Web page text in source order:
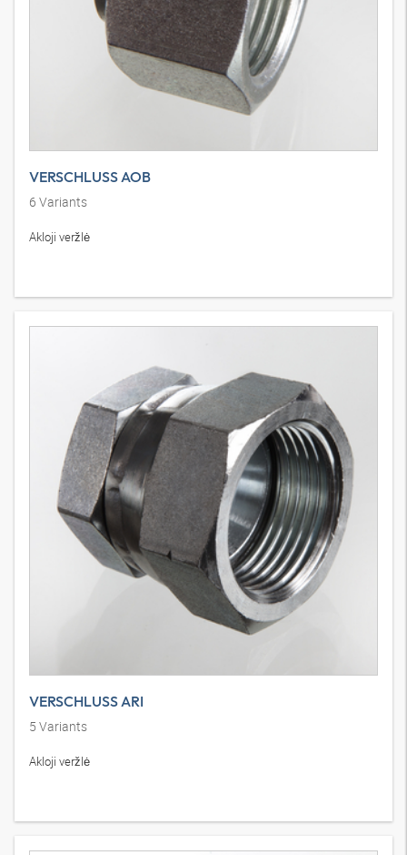
VERSCHLUSS AOB
6 Variants
Akloji veržlė
VERSCHLUSS ARI
5 Variants
Akloji veržlė